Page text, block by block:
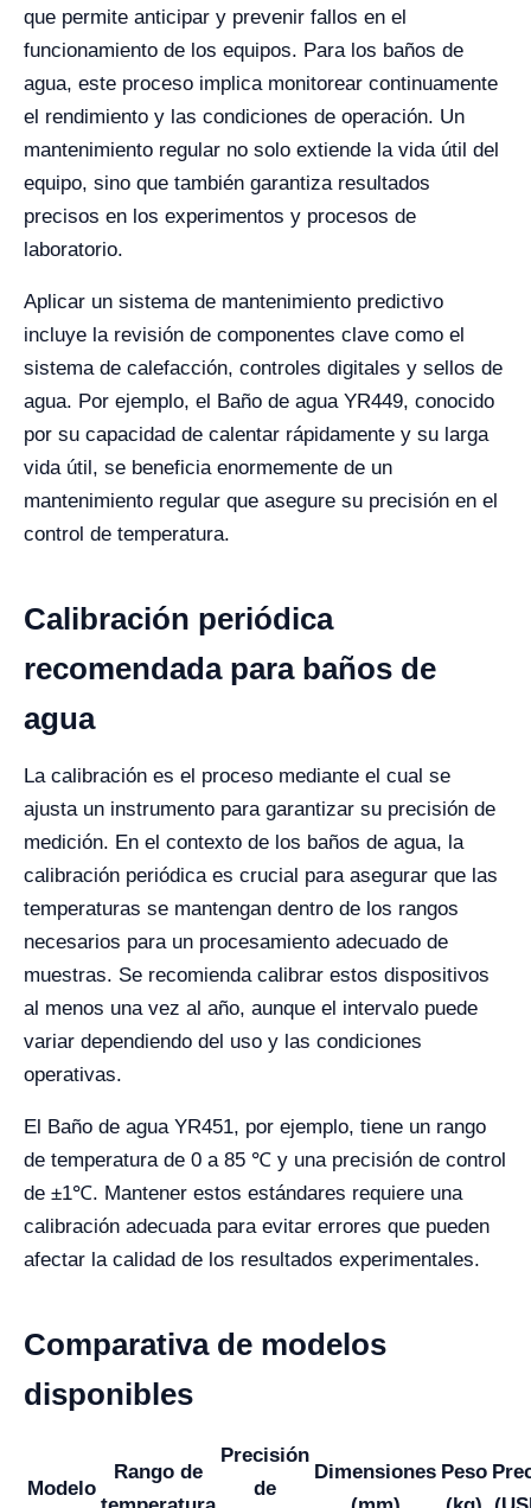
que permite anticipar y prevenir fallos en el
funcionamiento de los equipos. Para los baños de
agua, este proceso implica monitorear continuamente
el rendimiento y las condiciones de operación. Un
mantenimiento regular no solo extiende la vida útil del
equipo, sino que también garantiza resultados
precisos en los experimentos y procesos de
laboratorio.
Aplicar un sistema de mantenimiento predictivo
incluye la revisión de componentes clave como el
sistema de calefacción, controles digitales y sellos de
agua. Por ejemplo, el Baño de agua YR449, conocido
por su capacidad de calentar rápidamente y su larga
vida útil, se beneficia enormemente de un
mantenimiento regular que asegure su precisión en el
control de temperatura.
Calibración periódica
recomendada para baños de
agua
La calibración es el proceso mediante el cual se
ajusta un instrumento para garantizar su precisión de
medición. En el contexto de los baños de agua, la
calibración periódica es crucial para asegurar que las
temperaturas se mantengan dentro de los rangos
necesarios para un procesamiento adecuado de
muestras. Se recomienda calibrar estos dispositivos
al menos una vez al año, aunque el intervalo puede
variar dependiendo del uso y las condiciones
operativas.
El Baño de agua YR451, por ejemplo, tiene un rango
de temperatura de 0 a 85 ℃ y una precisión de control
de ±1℃. Mantener estos estándares requiere una
calibración adecuada para evitar errores que pueden
afectar la calidad de los resultados experimentales.
Comparativa de modelos
disponibles
Modelo
Rango de
Precisión
de
Dimensiones Peso